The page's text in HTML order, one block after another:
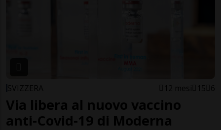
SVIZZERA 12 mesi 15 6
Via libera al nuovo vaccino
anti-Covid-19 di Moderna